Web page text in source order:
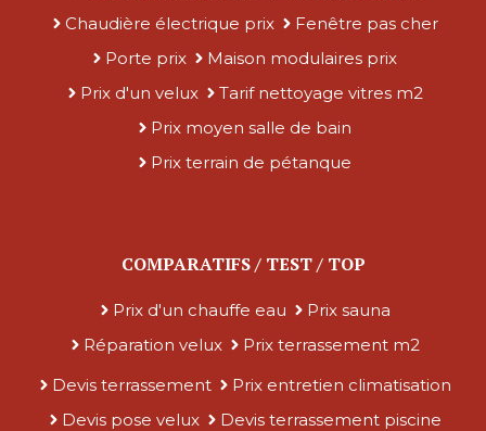
Chaudière électrique prix
Fenêtre pas cher
Porte prix
Maison modulaires prix
Prix d'un velux
Tarif nettoyage vitres m2
Prix moyen salle de bain
Prix terrain de pétanque
COMPARATIFS / TEST / TOP
Prix d'un chauffe eau
Prix sauna
Réparation velux
Prix terrassement m2
Devis terrassement
Prix entretien climatisation
Devis pose velux
Devis terrassement piscine